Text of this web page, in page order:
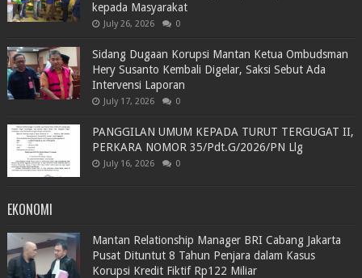
kepada Masyarakat
July 26, 2026 0
Sidang Dugaan Korupsi Mantan Ketua Ombudsman
Hery Susanto Kembali Digelar, Saksi Sebut Ada
Intervensi Laporan
July 17, 2026 0
PANGGILAN UMUM KEPADA TURUT TERGUGAT II,
PERKARA NOMOR 35/Pdt.G/2026/PN Llg
July 16, 2026 0
EKONOMI
Mantan Relationship Manager BRI Cabang Jakarta
Pusat Dituntut 8 Tahun Penjara dalam Kasus
Korupsi Kredit Fiktif Rp122 Miliar